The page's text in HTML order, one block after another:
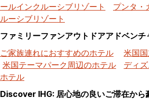
ールインクルーシブリゾート
プンタ・
ルーシブリゾート
ファミリーファンアウトドアアドベンチ
ご家族連れにおすすめのホテル
米国
米国テーマパーク周辺のホテル
ディ
ホテル
Discover IHG: 居心地の良いご滞在から